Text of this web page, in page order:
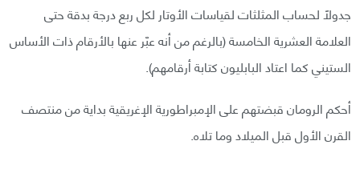
جدولًا لحساب المثلثات لقياسات الأوتار لكل ربع درجة بدقة حتى
العلامة العشرية الخامسة (بالرغم من أنه عبّر عنها بالأرقام ذات الأساس
الستيني كما اعتاد البابليون كتابة أرقامهم).
أحكم الرومان قبضتهم على الإمبراطورية الإغريقية بداية من منتصف
القرن الأول قبل الميلاد وما تلاه.